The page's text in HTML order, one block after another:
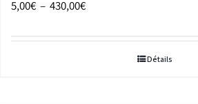
5,00€ – 430,00€Plage
prix :
Détails